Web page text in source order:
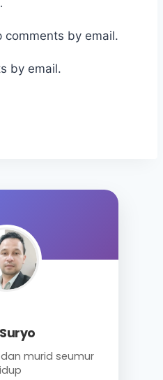
by email.
by email.
murid seumur